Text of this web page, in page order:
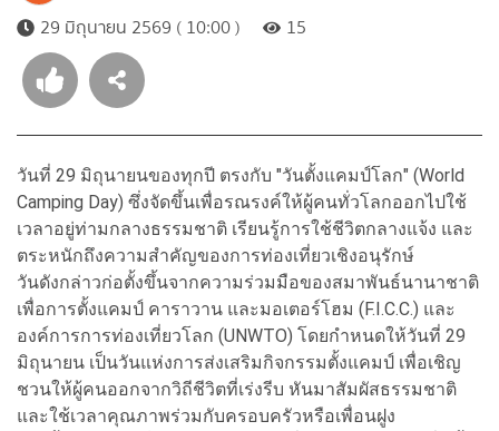
29 มิถุนายน 2569 ( 10:00 )
15
วันที่ 29 มิถุนายนของทุกปี ตรงกับ "วันตั้งแคมป์โลก" (World
Camping Day) ซึ่งจัดขึ้นเพื่อรณรงค์ให้ผู้คนทั่วโลกออกไปใช้
เวลาอยู่ท่ามกลางธรรมชาติ เรียนรู้การใช้ชีวิตกลางแจ้ง และ
ตระหนักถึงความสำคัญของการท่องเที่ยวเชิงอนุรักษ์
วันดังกล่าวก่อตั้งขึ้นจากความร่วมมือของสมาพันธ์นานาชาติ
เพื่อการตั้งแคมป์ คาราวาน และมอเตอร์โฮม (F.I.C.C.) และ
องค์การการท่องเที่ยวโลก (UNWTO) โดยกำหนดให้วันที่ 29
มิถุนายน เป็นวันแห่งการส่งเสริมกิจกรรมตั้งแคมป์ เพื่อเชิญ
ชวนให้ผู้คนออกจากวิถีชีวิตที่เร่งรีบ หันมาสัมผัสธรรมชาติ
และใช้เวลาคุณภาพร่วมกับครอบครัวหรือเพื่อนฝูง